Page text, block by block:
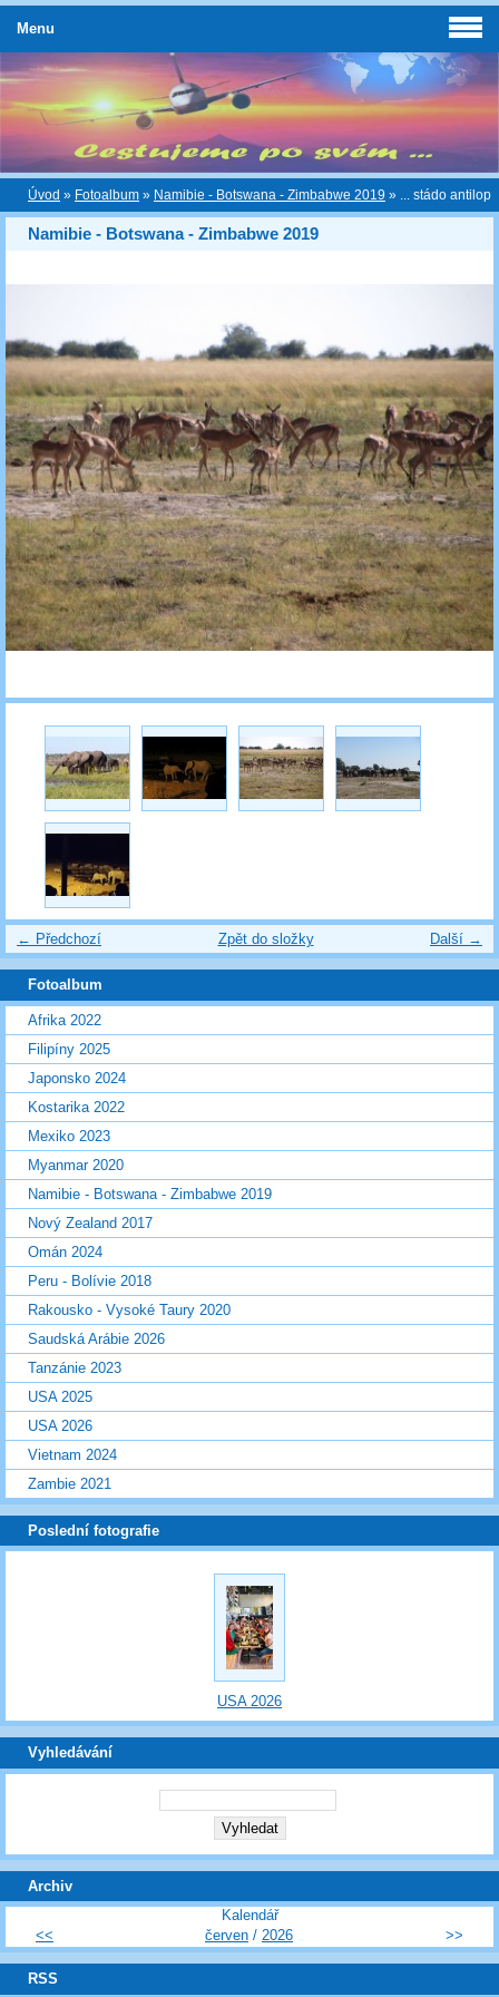
Úvod » Fotoalbum » Namibie - Botswana - Zimbabwe 2019 » ... stádo antilop
Namibie - Botswana - Zimbabwe 2019
← Předchozí Další →
Zpět do složky
Menu
Fotoalbum
Afrika 2022
Filipíny 2025
Japonsko 2024
Kostarika 2022
Mexiko 2023
Myanmar 2020
Namibie - Botswana - Zimbabwe 2019
Nový Zealand 2017
Omán 2024
Peru - Bolívie 2018
Rakousko - Vysoké Taury 2020
Saudská Arábie 2026
Tanzánie 2023
USA 2025
USA 2026
Vietnam 2024
Zambie 2021
Poslední fotografie
USA 2026
Vyhledávání
Archiv
Kalendář
<<
červen / 2026 >>
RSS